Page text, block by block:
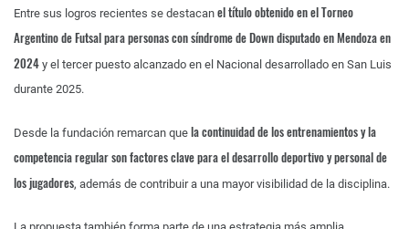
Entre sus logros recientes se destacan el título obtenido en el Torneo
Argentino de Futsal para personas con síndrome de Down disputado en Mendoza en
2024 y el tercer puesto alcanzado en el Nacional desarrollado en San Luis
durante 2025.
Desde la fundación remarcan que la continuidad de los entrenamientos y la
competencia regular son factores clave para el desarrollo deportivo y personal de
los jugadores, además de contribuir a una mayor visibilidad de la disciplina.